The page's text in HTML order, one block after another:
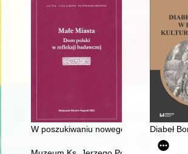
W poszukiwaniu nowego domu :Diabeł